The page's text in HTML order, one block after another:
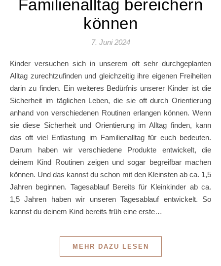
Familienalltag bereichern
können
7. Juni 2024
Kinder versuchen sich in unserem oft sehr durchgeplanten
Alltag zurechtzufinden und gleichzeitig ihre eigenen Freiheiten
darin zu finden. Ein weiteres Bedürfnis unserer Kinder ist die
Sicherheit im täglichen Leben, die sie oft durch Orientierung
anhand von verschiedenen Routinen erlangen können. Wenn
sie diese Sicherheit und Orientierung im Alltag finden, kann
das oft viel Entlastung im Familienalltag für euch bedeuten.
Darum haben wir verschiedene Produkte entwickelt, die
deinem Kind Routinen zeigen und sogar begreifbar machen
können. Und das kannst du schon mit den Kleinsten ab ca. 1,5
Jahren beginnen. Tagesablauf Bereits für Kleinkinder ab ca.
1,5 Jahren haben wir unseren Tagesablauf entwickelt. So
kannst du deinem Kind bereits früh eine erste…
MEHR DAZU LESEN